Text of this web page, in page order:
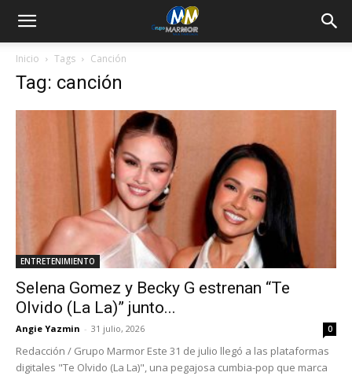
Inicio Tags Canción
Tag: canción
ENTRETENIMIENTO
Selena Gomez y Becky G estrenan “Te
Olvido (La La)” junto...
Angie Yazmin - 31 julio, 2026 0
Redacción / Grupo Marmor Este 31 de julio llegó a las plataformas
digitales "Te Olvido (La La)", una pegajosa cumbia-pop que marca